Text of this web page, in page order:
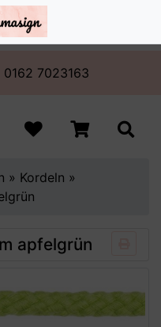
7023163
» Kordeln »
apfelgrün